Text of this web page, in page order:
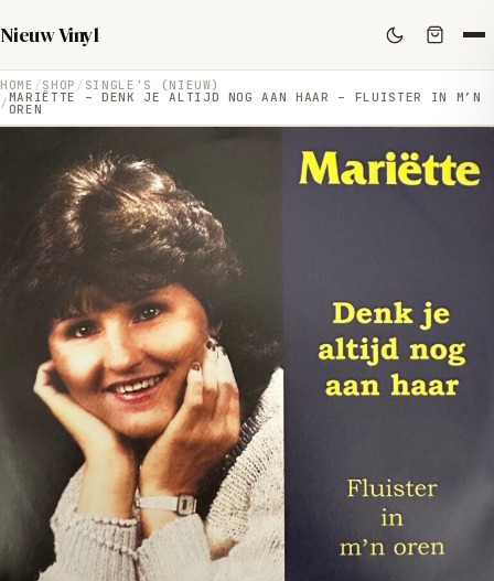
Nieuw Vinyl
HOME SHOP SINGLE'S (NIEUW)
MARIËTTE – DENK JE ALTIJD NOG AAN HAAR – FLUISTER IN M’N
OREN